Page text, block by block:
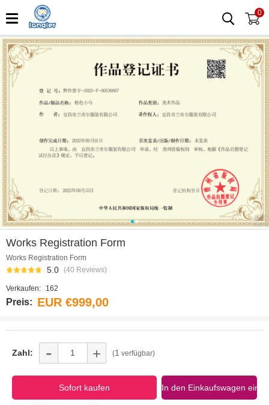
0
01
Works Registration Form
Works Registration Form
5.0 (40 Reviews)
Verkaufen: 162
Preis: EUR €999,00
Zahl: - + (1 verfügbar)